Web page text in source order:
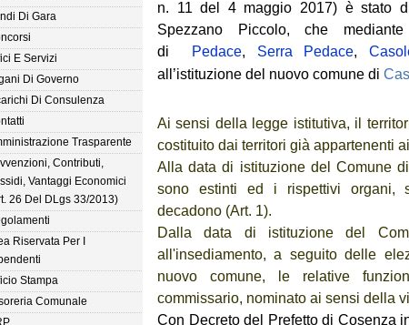
Di Gara
E Servizi
Di Governo
Di Consulenza
Trasparente
Contributi,
Vantaggi Economici
26 Del DLgs 33/2013)
Riservata Per I
Stampa
Comunale
n. 11 del 4 maggio 2017) è stato
Spezzano Piccolo,
che
di
Pedace, Serra Pedace,
all’istituzione del nuovo comune di
Ai sensi della legge istitutiva, il
costituito dai territori già appartenenti
Alla data di istituzione del Comune
sono estinti ed i rispettivi organi,
decadono (Art. 1).
Dalla data di istituzione del
all'insediamento, a seguito delle
nuovo comune, le relative
commissario, nominato ai sensi della
Con Decreto del Prefetto di Cosenza